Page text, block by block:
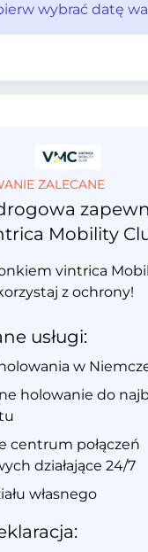
wybrać datę
ZALECANE
Mobility
vintrica
z ochrony!
usługi:
w
holowanie do
centrum połączeń
działające 24/7
własnego